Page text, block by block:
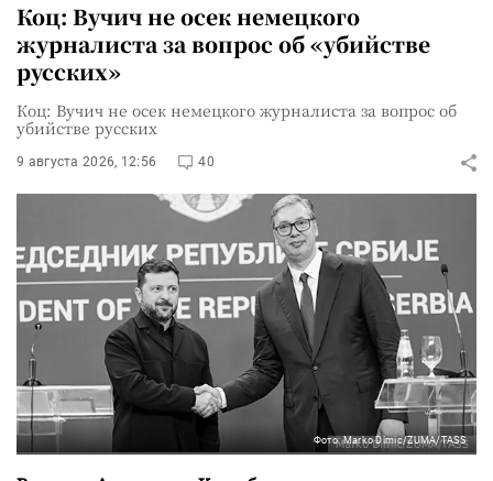
Коц: Вучич не осек немецкого
журналиста за вопрос об «убийстве
русских»
Коц: Вучич не осек немецкого журналиста за вопрос об
убийстве русских
9 августа 2026, 12:56 40
Фото: Marko Dimic/ZUMA/TASS